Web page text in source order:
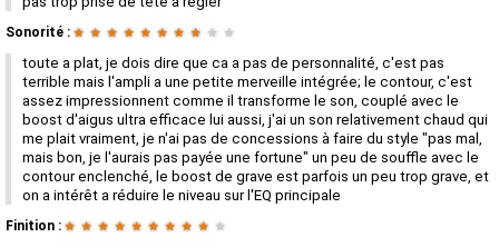
Sonorité : ★ ★ ★ ★ ★ ★ ★ ★ ★ ★
toute a plat, je dois dire que ca a pas de personnalité, c'est pas
terrible mais l'ampli a une petite merveille intégrée; le contour, c'est
assez impressionnent comme il transforme le son, couplé avec le
boost d'aigus ultra efficace lui aussi, j'ai un son relativement chaud qui
me plait vraiment, je n'ai pas de concessions à faire du style "pas mal,
mais bon, je l'aurais pas payée une fortune" un peu de souffle avec le
contour enclenché, le boost de grave est parfois un peu trop grave, et
on a intérêt a réduire le niveau sur l'EQ principale
Finition : ★ ★ ★ ★ ★ ★ ★ ★ ★ ★